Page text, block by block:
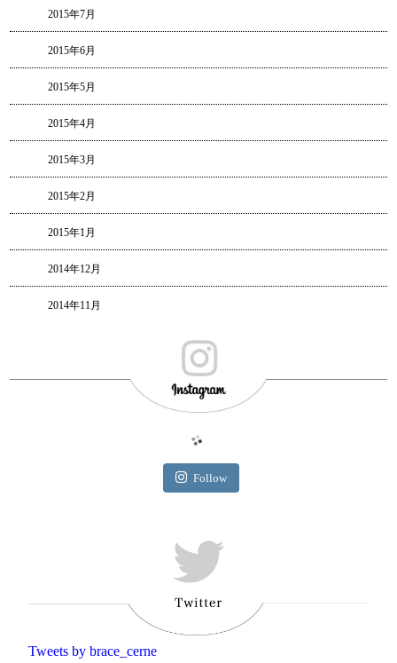
2015年7月
2015年6月
2015年5月
2015年4月
2015年3月
2015年2月
2015年1月
2014年12月
2014年11月
Follow
Tweets by brace_cerne